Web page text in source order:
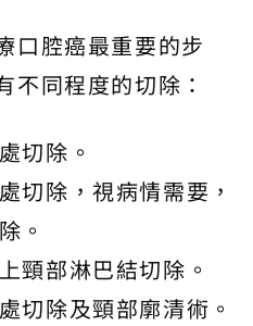
口腔癌最重要的步
不同程度的切除：
切除。
切除，視病情需要，
。
頸部淋巴結切除。
切除及頸部廓清術。